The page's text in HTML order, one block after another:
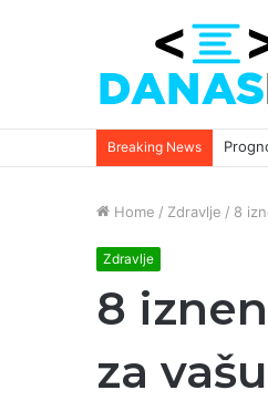
Breaking News
Home / Zdravlje / 8
Zdravlje
8
za